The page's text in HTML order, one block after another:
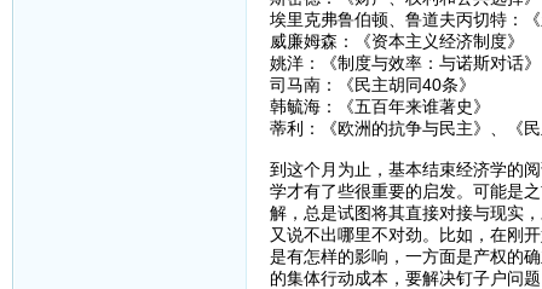
埃里克弗鲁伯顿、鲁道夫丙切特：
威廉姆森：《资本主义经济制度》
姚洋：《制度与效率：与诺斯对话》
司马南：《民主胡同40条》
韩毓海：《五百年来谁著史》
蒂利：《欧洲的抗争与民主》、《
到这个月为止，基本结束经济学的
学才有了些很重要的启发。可能是
解，总是试图将其直接对接与现实
又说不出哪里不对劲。比如，在刚
是有怎样的影响，一方面是产权的
的集体行动成本，要解决钉子户问